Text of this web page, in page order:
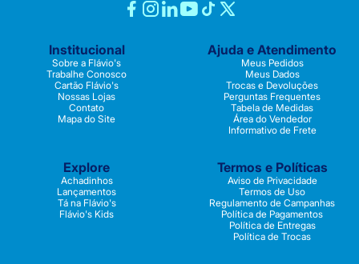
Institucional
Sobre a Flávio's
Trabalhe Conosco
Cartão Flávio's
Nossas Lojas
Contato
Mapa do Site
Ajuda e Atendimento
Meus Pedidos
Meus Dados
Trocas e Devoluções
Perguntas Frequentes
Tabela de Medidas
Área do Vendedor
Informativo de Frete
Explore
Achadinhos
Lançamentos
Tá na Flávio's
Flávio's Kids
Termos e Políticas
Aviso de Privacidade
Termos de Uso
Regulamento de Campanhas
Política de Pagamentos
Política de Entregas
Política de Trocas